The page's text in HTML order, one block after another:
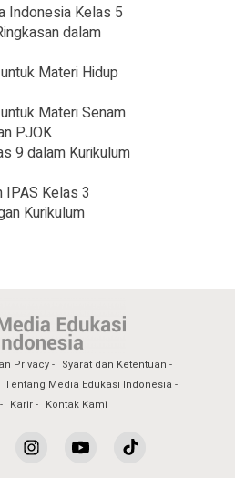
Indonesia Kelas 5
dalam
Materi Hidup
Materi Senam
PJOK
9 dalam Kurikulum
IPAS Kelas 3
Kurikulum
Privacy
Syarat dan Ketentuan
Tentang Media Edukasi Indonesia
Karir Kontak Kami